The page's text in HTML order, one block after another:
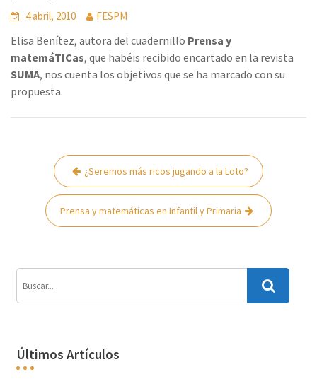
4 abril, 2010 FESPM
Elisa Benítez, autora del cuadernillo Prensa y
matemáTICas, que habéis recibido encartado en la revista
SUMA, nos cuenta los objetivos que se ha marcado con su
propuesta.
Navegación
entradas
¿Seremos más ricos jugando a la Loto?
Prensa y matemáticas en Infantil y Primaria
Últimos Artículos